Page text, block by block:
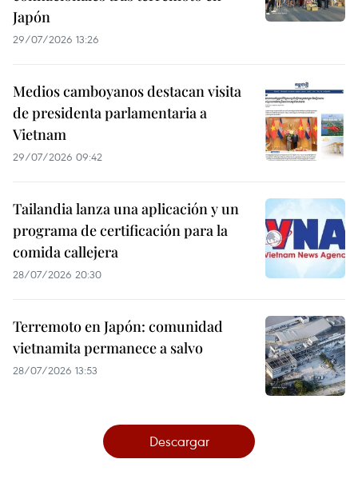
Japón
29/07/2026 13:26
Medios camboyanos destacan visita
de presidenta parlamentaria a
Vietnam
29/07/2026 09:42
Tailandia lanza una aplicación y un
programa de certificación para la
comida callejera
28/07/2026 20:30
Terremoto en Japón: comunidad
vietnamita permanece a salvo
28/07/2026 13:53
Descargar